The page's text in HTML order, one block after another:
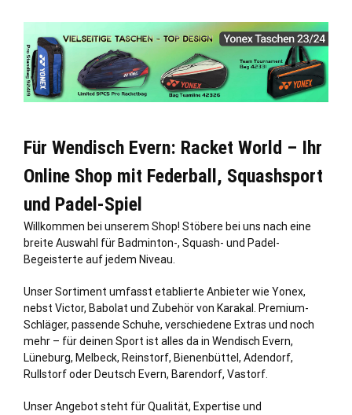
Für Wendisch Evern: Racket World – Ihr
Online Shop mit Federball, Squashsport
und Padel-Spiel
Willkommen bei unserem Shop! Stöbere bei uns nach eine
breite Auswahl für Badminton-, Squash- und Padel-
Begeisterte auf jedem Niveau.
Unser Sortiment umfasst etablierte Anbieter wie Yonex,
nebst Victor, Babolat und Zubehör von Karakal. Premium-
Schläger, passende Schuhe, verschiedene Extras und noch
mehr – für deinen Sport ist alles da in Wendisch Evern,
Lüneburg, Melbeck, Reinstorf, Bienenbüttel , Adendorf,
Rullstorfoder Deutsch Evern, Barendorf, Vastorf
Unser Angebot steht für Qualität, Expertise und